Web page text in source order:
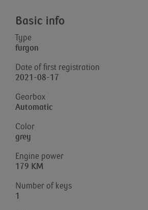
Basic info
Type
furgon
Date of first registration
2021-08-17
Gearbox
Automatic
Color
grey
Engine power
179 KM
Number of keys
1